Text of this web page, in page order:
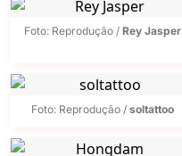
Foto: Reprodução / Rey Jasper
Foto: Reprodução / soltattoo